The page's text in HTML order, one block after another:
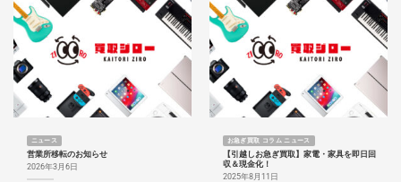
ニュース
営業所移転のお知らせ
2026年3月6日
お急ぎ買取 コラム ニュース
【引越しお急ぎ買取】家電・家具を即日回
収＆現金化！
2025年8月11日